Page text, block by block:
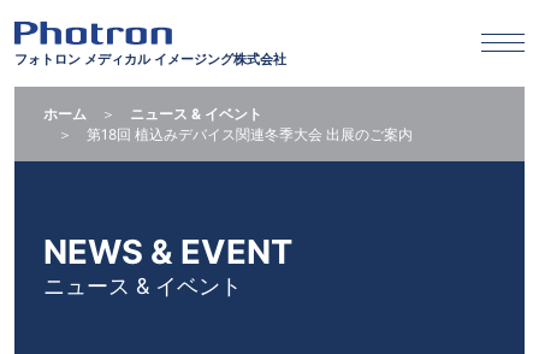
フォトロン メディカル イメージング株式会社
ホーム
ニュース & イベント
第18回 植込みデバイス関連冬季大会 出展のご案内
NEWS & EVENT
ニュース & イベント